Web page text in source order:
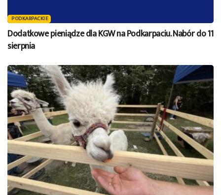
PODKARPACKIE
Dodatkowe pieniądze dla KGW na Podkarpaciu. Nabór do 11
sierpnia